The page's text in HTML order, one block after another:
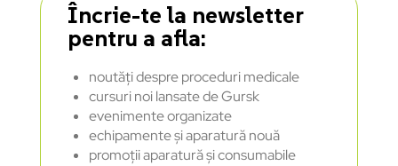
Încrie-te la newsletter
pentru a afla:
noutăți despre proceduri medicale
cursuri noi lansate de Gursk
evenimente organizate
echipamente și aparatură nouă
promoții aparatură și consumabile